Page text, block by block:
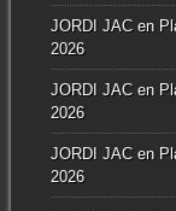
JORDI JACen
2026
JORDI JACen
2026
JORDI JACen
2026